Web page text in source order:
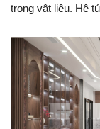
trong vật liệu. Hệ